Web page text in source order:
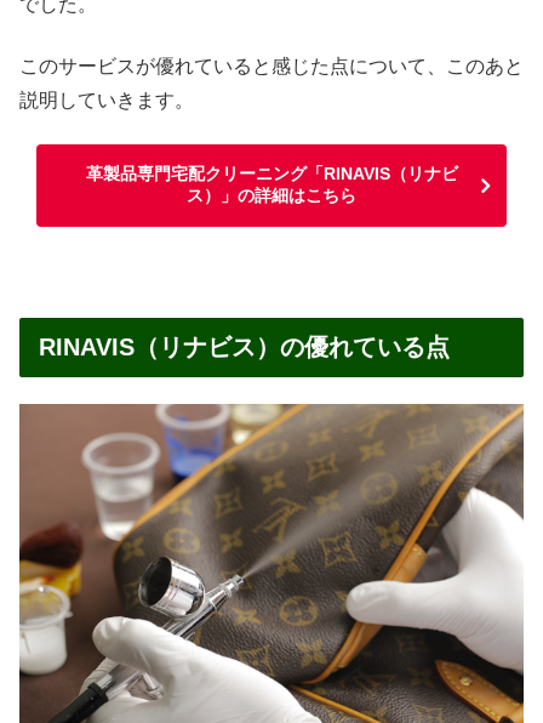
でした。
このサービスが優れていると感じた点について、このあと
説明していきます。
革製品専門宅配クリーニング「RINAVIS（リナビ
ス）」の詳細はこちら
RINAVIS（リナビス）の優れている点